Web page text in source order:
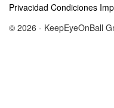
Privacidad Condiciones
© 2026 - KeepEyeOnBall